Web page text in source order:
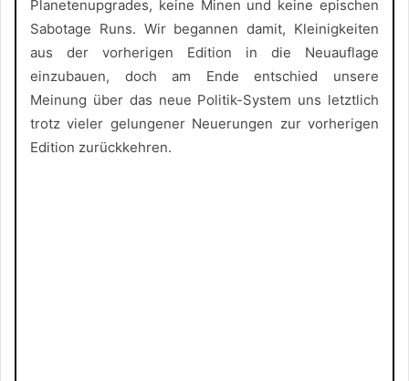
Planetenupgrades, keine Minen und keine epischen
Sabotage Runs. Wir begannen damit, Kleinigkeiten
aus der vorherigen Edition in die Neuauflage
einzubauen, doch am Ende entschied unsere
Meinung über das neue Politik-System uns letztlich
trotz vieler gelungener Neuerungen zur vorherigen
Edition zurückkehren.